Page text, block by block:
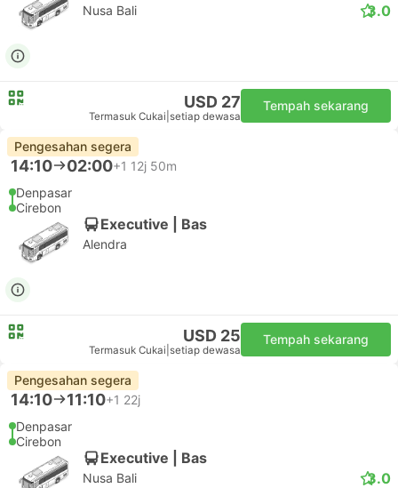
Nusa Bali 3.0
USD 27
Termasuk Cukai setiap dewasa
Tempah sekarang
Pengesahan segera
14:10 02:00+1 12j 50m
Denpasar
Cirebon
Executive | Bas
Alendra
USD 25
Termasuk Cukai setiap dewasa
Tempah sekarang
Pengesahan segera
14:10 11:10+1 22j
Denpasar
Cirebon
Executive | Bas
Nusa Bali 3.0